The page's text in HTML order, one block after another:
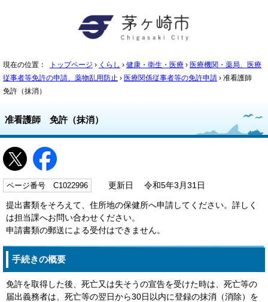
現在の位置： トップページ › くらし › 健康・衛生・医療 › 医療機関・薬局、医療
従事者等免許の申請、薬物乱用防止 › 医療関係従事者等の免許申請 › 准看護師
免許（抹消）
准看護師 免許（抹消）
ページ番号 C1022996 更新日 令和5年3月31日
提出書類をそろえて、住所地の保健所へ申請してください。詳しく
は担当課へお問い合わせください。
申請書類の郵送による受付はできません。
手続きの概要
免許を取得した後、死亡又は失そうの宣告を受けた時は、死亡等の
届出義務者は、死亡等の翌日から30日以内に登録の抹消（消除）を